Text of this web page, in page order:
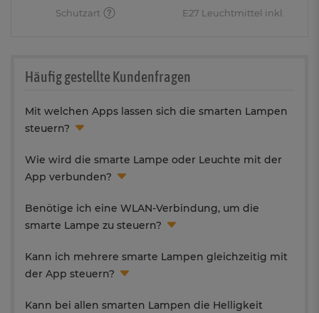
Schutzart E27 Leuchtmittel inkl.
Häufig gestellte Kundenfragen
Mit welchen Apps lassen sich die smarten Lampen
steuern?
Wie wird die smarte Lampe oder Leuchte mit der
App verbunden?
Benötige ich eine WLAN-Verbindung, um die
smarte Lampe zu steuern?
Kann ich mehrere smarte Lampen gleichzeitig mit
der App steuern?
Kann bei allen smarten Lampen die Helligkeit